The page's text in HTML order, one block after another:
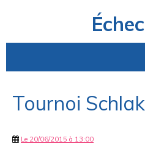
Tournoi Schlak
Le 20/06/2015 à 13:00